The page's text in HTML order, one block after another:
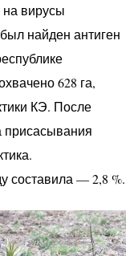
вирусы
найден антиген
628 га,
КЭ. После
присасывания
составила — 2,8 %.